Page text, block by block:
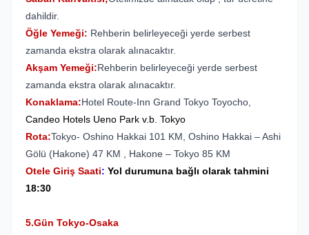
dahildir.
Öğle Yemeği: Rehberin belirleyeceği yerde serbest
zamanda ekstra olarak alınacaktır.
Akşam Yemeği:Rehberin belirleyeceği yerde serbest
zamanda ekstra olarak alınacaktır.
Konaklama:Hotel Route-Inn Grand Tokyo Toyocho,
Candeo Hotels Ueno Park v.b. Tokyo
Rota:Tokyo- Oshino Hakkai 101 KM, Oshino Hakkai – Ashi
Gölü (Hakone) 47 KM , Hakone – Tokyo 85 KM
Otele Giriş Saati: Yol durumuna bağlı olarak tahmini
18:30
5.Gün Tokyo-Osaka